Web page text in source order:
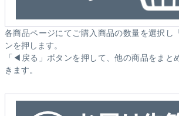
各商品ページにてご購入商品の数量を選択し
ンを押します。
「◀戻る」ボタンを押して、他の商品をまと
きます。